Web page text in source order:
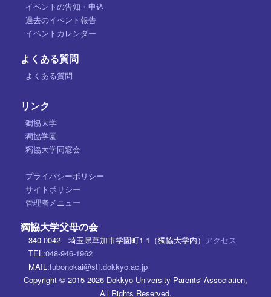
イベントの告知・申込
過去のイベント報告
イベントカレンダー
よくある質問
よくある質問
リンク
獨協大学
獨協学園
獨協大学同窓会
プライバシーポリシー
サイトポリシー
管理者メニュー
獨協大学父母の会
340-0042 埼玉県草加市学園町1-1（獨協大学内） アクセス
TEL:048-946-1962
MAIL:fubonokai@stf.dokkyo.ac.jp
Copyright © 2015-2026 Dokkyo University Parents' Association,
All Rights Reserved.